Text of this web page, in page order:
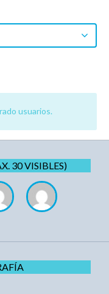
usuarios.
30 VISIBLES)